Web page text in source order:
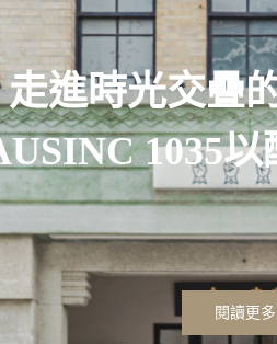
走進時光交疊
1035
閱讀更多